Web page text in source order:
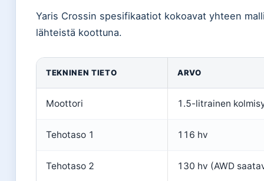
Yaris Crossin spesifikaatiot kokoavat yhteen
lähteistä koottuna.
TEKNINEN TIETO ARVO
Moottori 1.5-litrainen
Tehotaso 1 116 hv
Tehotaso 2 130 hv (AWD